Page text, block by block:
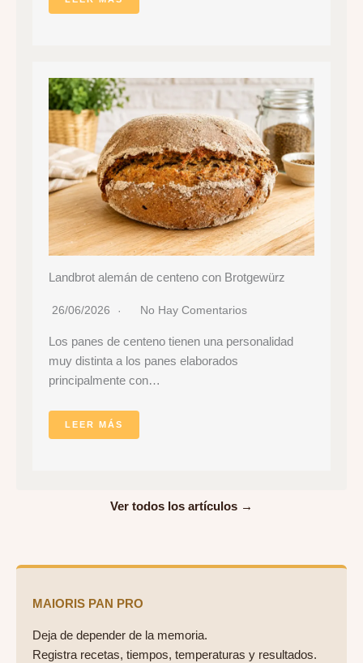
Landbrot alemán de centeno con Brotgewürz
26/06/2026 No Hay Comentarios
Los panes de centeno tienen una personalidad
muy distinta a los panes elaborados
principalmente con…
LEER MÁS
Ver todos los artículos →
MAIORIS PAN PRO
Deja de depender de la memoria.
Registra recetas, tiempos, temperaturas y resultados.